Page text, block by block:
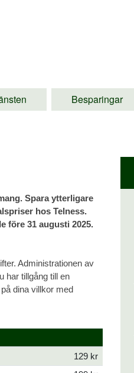
Besparingar
Spara ytterligare
hos Telness.
före 31 augusti 2025.
Administrationen av
har tillgång till en
dina villkor med
129 kr